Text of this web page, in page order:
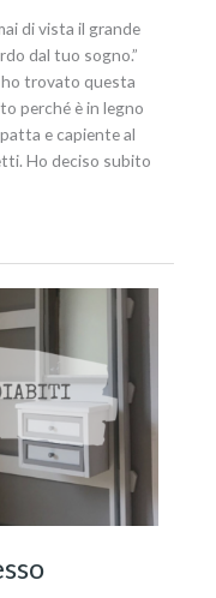
di vista il grande
dal tuo sogno.”
ho trovato questa
perché è in legno
e capiente al
Ho deciso subito